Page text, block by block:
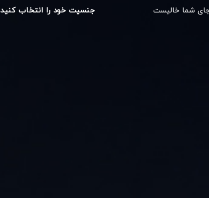
جای شما خالیست
جنسیت خود را انتخاب کنید